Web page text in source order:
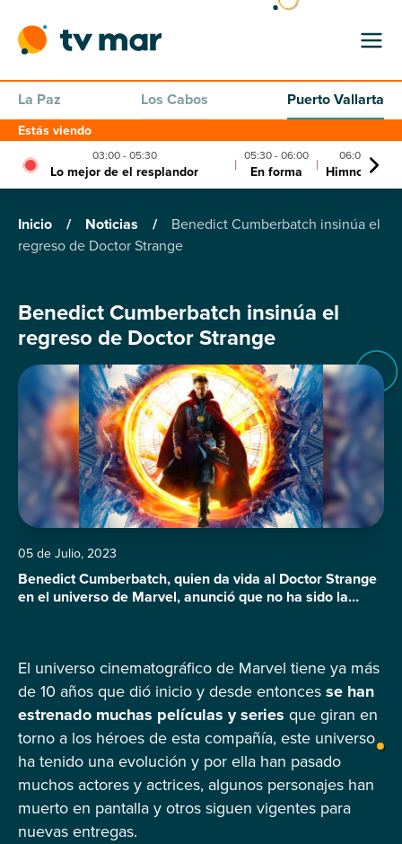
La Paz Los Cabos Puerto Vallarta
Estás viendo
03:00 - 05:30
Lo mejor de el resplandor | 05:30 - 06:00
En forma | 06:00 -
Himno
Inicio / Noticias /
Benedict Cumberbatch insinúa el
regreso de Doctor Strange
Benedict Cumberbatch insinúa el
regreso de Doctor Strange
05 de Julio, 2023
Benedict Cumberbatch, quien da vida al Doctor Strange
en el universo de Marvel, anunció que no ha sido la
El universo cinematográfico de Marvel tiene ya más
de 10 años que dió inicio y desde entoncesse han
estrenado muchas películas y series que giran en
torno a los héroes de esta compañía, este universo
ha tenido una evolución y por ella han pasado
muchos actores y actrices, algunos personajes han
muerto en pantalla y otros siguen vigentes para
nuevas entregas.